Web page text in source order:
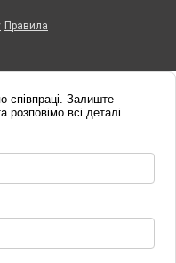
Правила
співпраці. Залиште
розповімо всі деталі